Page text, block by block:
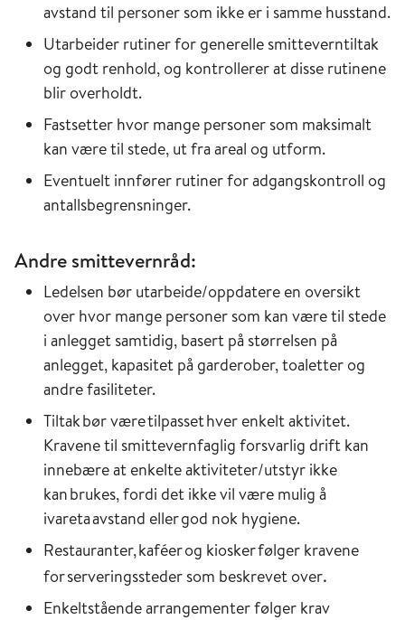
avstand til personer som ikke er i samme husstand.
Utarbeider rutiner for generelle smitteverntiltak
og godt renhold, og kontrollerer at disse rutinene
blir overholdt.
Fastsetter hvor mange personer som maksimalt
kan være til stede, ut fra areal og utform.
Eventuelt innfører rutiner for adgangskontroll og
antallsbegrensninger.
Andre smittevernråd:
Ledelsen bør utarbeide/oppdatere en oversikt
over hvor mange personer som kan være til stede
i anlegget samtidig, basert på størrelsen på
anlegget, kapasitet på garderober, toaletter og
andre fasiliteter.
Tiltak bør være tilpasset hver enkelt aktivitet.
Kravene til smittevernfaglig forsvarlig drift kan
innebære at enkelte aktiviteter/utstyr ikke
kan brukes, fordi det ikke vil være mulig å
ivareta avstand eller god nok hygiene.
Restauranter, kaféer og kiosker følger kravene
forserveringssteder som beskrevet over.
Enkeltstående arrangementer følger krav